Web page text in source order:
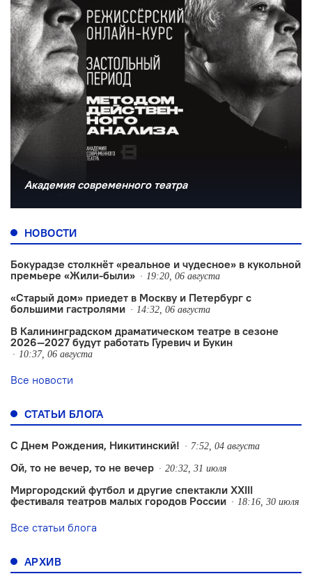
Академия современного театра
НОВОСТИ
Бокурадзе столкнëт «реальное и чудесное» в кукольной
премьере «Жили-были»
19:20, 06 августа
«Старый дом» приедет в Москву и Петербург с
большими гастролями
14:32, 06 августа
В Калининградском драматическом театре в сезоне
2026—2027 будут работать Гуревич и Букин
10:37, 06 августа
Все новости
СТАТЬИ БЛОГА
С Днем Рождения, Никитинский! 7:52, 04 августа
Ой, то не вечер, то не вечер 20:32, 31 июля
Миргородский футбол и другие спектакли XXIII
фестиваля театров малых городов России
18:16, 30 июля
Все статьи блога
АРХИВ